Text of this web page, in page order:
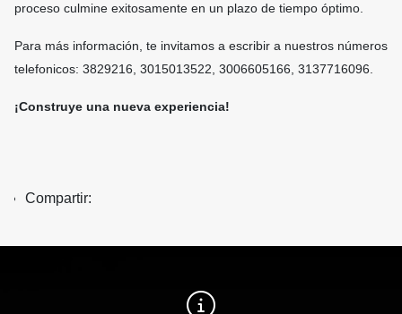
proceso culmine exitosamente en un plazo de tiempo óptimo.
Para más información, te invitamos a escribir a nuestros números
telefonicos: 3829216, 3015013522, 3006605166, 3137716096.
¡Construye una nueva experiencia!
Compartir: